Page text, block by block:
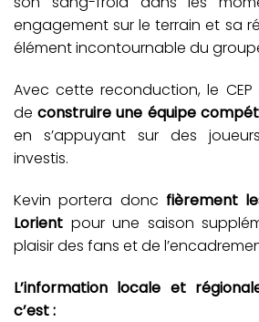
engagement sur le terrain et sa
élément incontournable du
Avec cette reconduction, le
deconstruire une équipe
en s’appuyant sur des
investis.
Kevin portera donc fièrement
Lorient pour une saison
plaisir des fans et de
L’information locale et
c’est :